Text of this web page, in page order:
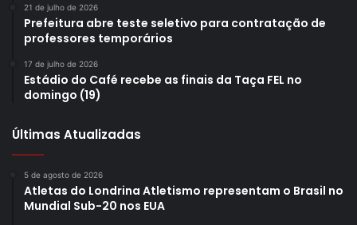
21 de julho de 2026
Prefeitura abre teste seletivo para contratação de
professores temporários
17 de julho de 2026
Estádio do Café recebe as finais da Taça FEL no
domingo (19)
Últimas Atualizadas
5 de agosto de 2026
Atletas do Londrina Atletismo representam o Brasil no
Mundial Sub-20 nos EUA